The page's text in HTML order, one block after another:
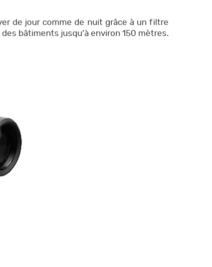
de jour comme de nuit grâce à un filtre
bâtiments jusqu'à environ 150 mètres.